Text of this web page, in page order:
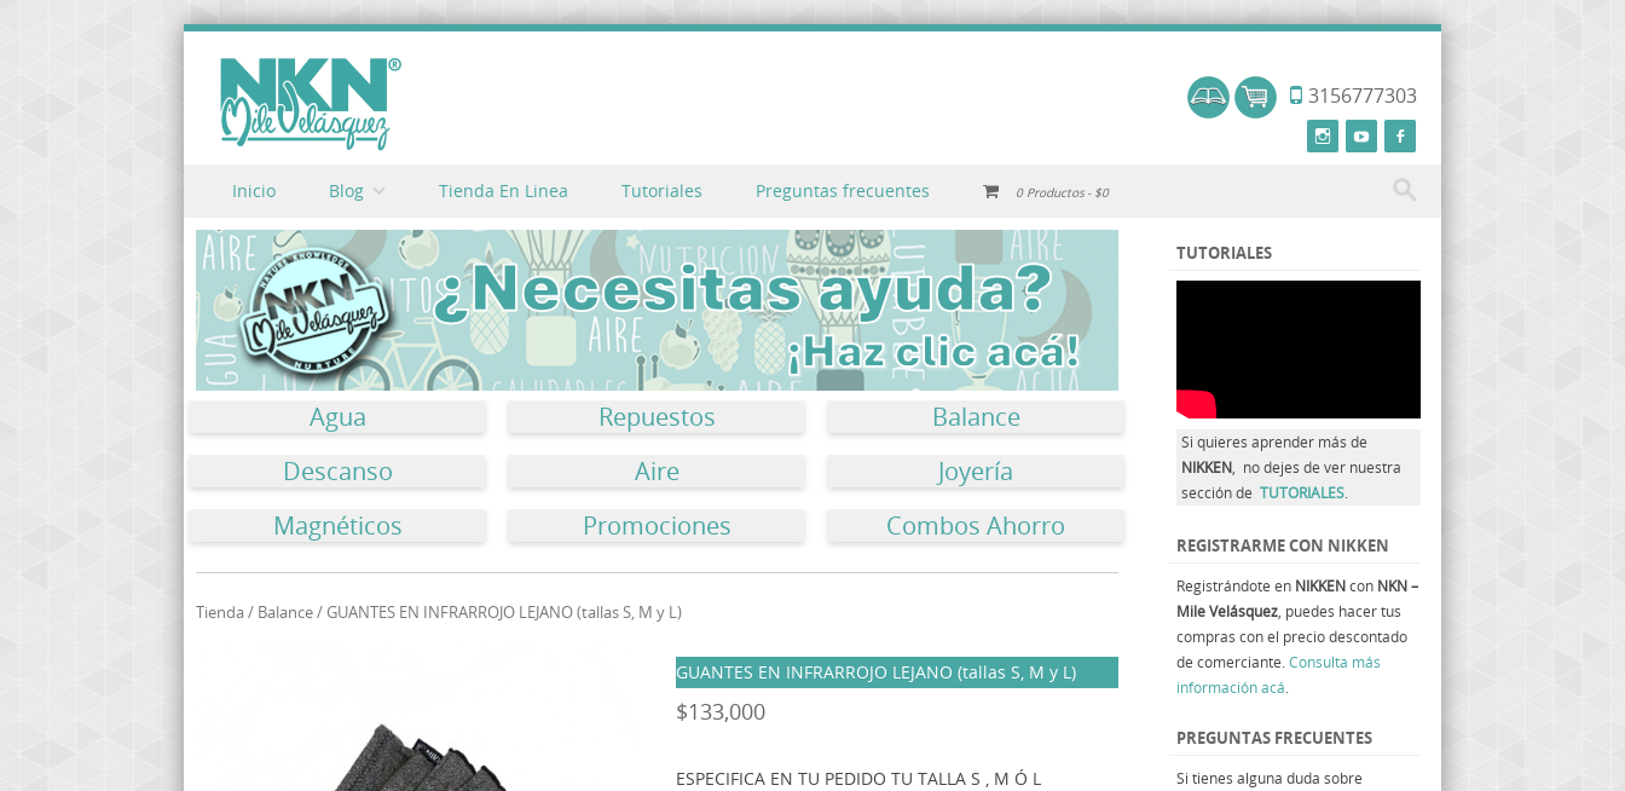
3156777303
Skip to content
Inicio Blog Tienda En Linea Tutoriales Preguntas frecuentes 0 Productos $0
Agua Repuestos
Balance
Descanso
Aire
Joyería
Magnéticos
Promociones Combos Ahorro
Tienda/ Balance/ GUANTES EN INFRARROJO LEJANO (tallas S, M y L)
GUANTES EN INFRARROJO LEJANO (tallas S, M y L)
$133,000
ESPECIFICA EN TU PEDIDO TU TALLA S , M Ó L
TUTORIALES
Si quieres aprender más de
NIKKEN, no dejes de ver nuestra
sección deTUTORIALES.
REGISTRARME CON NIKKEN
Registrándote en NIKKENcon NKN –
Mile Velásquez , puedes hacer tus
compras con el precio descontado
de comerciante.Consulta más
información acá
PREGUNTAS FRECUENTES
Si tienes alguna duda sobre